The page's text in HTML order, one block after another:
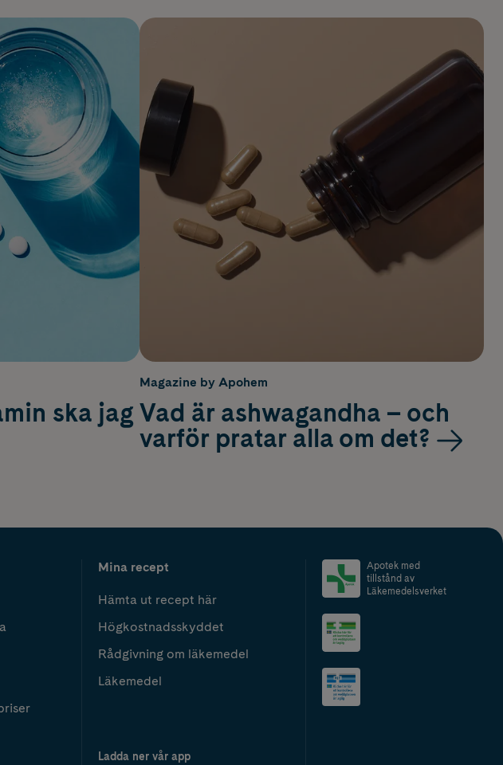
ska jag
Magazine by Apohem
Vad är ashwagandha – och
varför pratar alla om det?
Mina recept
Hämta ut recept här
Högkostnadsskyddet
Rådgivning om läkemedel
Läkemedel
Ladda ner vår app
Apotek med
tillstånd av
Läkemedelsverket